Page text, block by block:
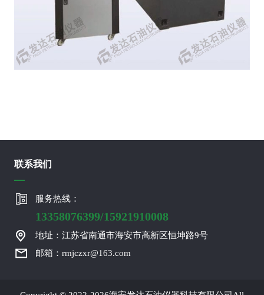
联系我们
服务热线：
13358076399/15921910008
地址：江苏省南通市海安市高新区恒坤路9号
邮箱：rmjczxr@163.com